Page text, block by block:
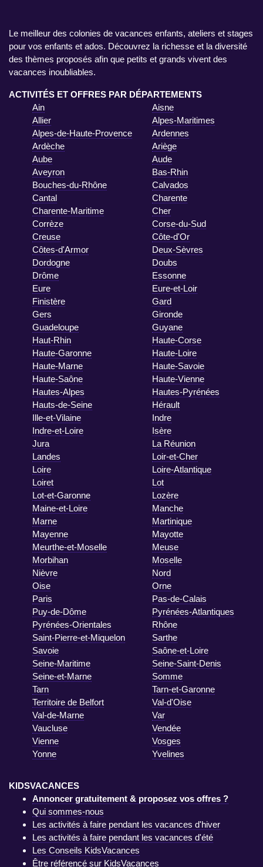
Le meilleur des colonies de vacances enfants, ateliers et stages
pour vos enfants et ados. Découvrez la richesse et la diversité
des thèmes proposés afin que petits et grands vivent des
vacances inoubliables.
ACTIVITÉS ET OFFRES PAR DÉPARTEMENTS
Ain
Aisne
Allier
Alpes-Maritimes
Alpes-de-Haute-Provence
Ardennes
Ardèche
Ariège
Aube
Aude
Aveyron
Bas-Rhin
Bouches-du-Rhône
Calvados
Cantal
Charente
Charente-Maritime
Cher
Corrèze
Corse-du-Sud
Creuse
Côte-d'Or
Côtes-d'Armor
Deux-Sèvres
Dordogne
Doubs
Drôme
Essonne
Eure
Eure-et-Loir
Finistère
Gard
Gers
Gironde
Guadeloupe
Guyane
Haut-Rhin
Haute-Corse
Haute-Garonne
Haute-Loire
Haute-Marne
Haute-Savoie
Haute-Saône
Haute-Vienne
Hautes-Alpes
Hautes-Pyrénées
Hauts-de-Seine
Hérault
Ille-et-Vilaine
Indre
Indre-et-Loire
Isère
Jura
La Réunion
Landes
Loir-et-Cher
Loire
Loire-Atlantique
Loiret
Lot
Lot-et-Garonne
Lozère
Maine-et-Loire
Manche
Marne
Martinique
Mayenne
Mayotte
Meurthe-et-Moselle
Meuse
Morbihan
Moselle
Nièvre
Nord
Oise
Orne
Paris
Pas-de-Calais
Puy-de-Dôme
Pyrénées-Atlantiques
Pyrénées-Orientales
Rhône
Saint-Pierre-et-Miquelon
Sarthe
Savoie
Saône-et-Loire
Seine-Maritime
Seine-Saint-Denis
Seine-et-Marne
Somme
Tarn
Tarn-et-Garonne
Territoire de Belfort
Val-d'Oise
Val-de-Marne
Var
Vaucluse
Vendée
Vienne
Vosges
Yonne
Yvelines
KIDSVACANCES
Annoncer gratuitement & proposez vos offres ?
Qui sommes-nous
Les activités à faire pendant les vacances d'hiver
Les activités à faire pendant les vacances d'été
Les Conseils KidsVacances
Être référencé sur KidsVacances